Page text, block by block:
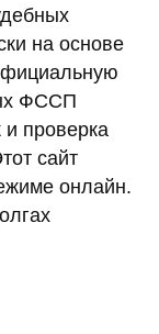
на основе
ФССП
и проверка
сайт
онлайн.